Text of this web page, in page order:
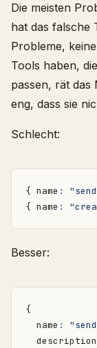
Die meisten
hat das falsche
Probleme,
Tools haben,
passen, rät das
eng, dass sie
Schlecht:
{ name :
{ name :
Besser:
{
name :
description